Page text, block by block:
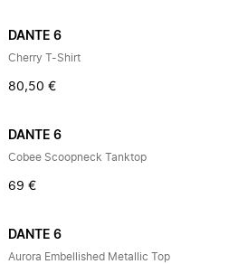
DANTE 6
Cherry T-Shirt
80,50 €
DANTE 6
Cobee Scoopneck Tanktop
69 €
DANTE 6
Aurora Embellished Metallic Top